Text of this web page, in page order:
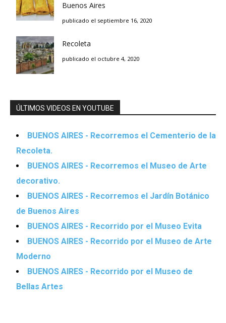
Buenos Aires
publicado el septiembre 16, 2020
Recoleta
publicado el octubre 4, 2020
ÚLTIMOS VIDEOS EN YOUTUBE
BUENOS AIRES - Recorremos el Cementerio de la
Recoleta.
BUENOS AIRES - Recorremos el Museo de Arte
decorativo.
BUENOS AIRES - Recorremos el Jardín Botánico
de Buenos Aires
BUENOS AIRES - Recorrido por el Museo Evita
BUENOS AIRES - Recorrido por el Museo de Arte
Moderno
BUENOS AIRES - Recorrido por el Museo de
Bellas Artes